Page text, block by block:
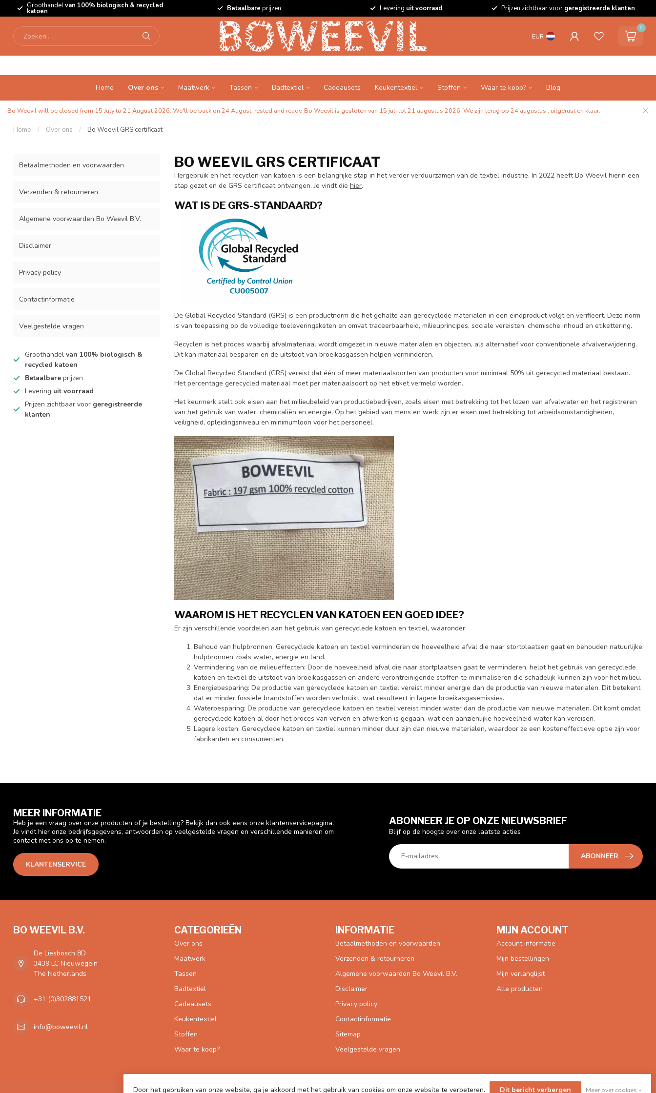
Groothandelvan 100% biologisch & recycled
katoen Betaalbare prijzen Levering uit voorraad Prijzen zichtbaar voor geregistreerde klanten
EUR
0
Home Over ons Maatwerk Tassen Badtextiel Cadeausets Keukentextiel Stoffen Waar te koop? Blog
Bo Weevil will be closed from 15 July to 21 August 2026. We'll be back on 24 August, rested and ready. Bo Weevil is gesloten van 15 juli tot 21 augustus 2026. We zijn terug op 24 augustus , uitgerust en klaar.
Home / Over ons / Bo Weevil GRS certificaat
Betaalmethoden en voorwaarden
Verzenden & retourneren
Algemene voorwaarden Bo Weevil B.V.
Disclaimer
Privacy policy
Contactinformatie
Veelgestelde vragen
Groothandel van 100% biologisch &
recycled katoen
Betaalbare prijzen
Levering uit voorraad
Prijzen zichtbaar voor geregistreerde
klanten
BO WEEVIL GRS CERTIFICAAT
Hergebruik en het recyclen van katoen is een belangrijke stap in het verder verduurzamen van de textiel industrie. In 2022 heeft Bo Weevil hierin een
stap gezet en de GRS certificaat ontvangen. Je vindt die hier.
WAT IS DE GRS-STANDAARD?
De Global Recycled Standard (GRS) is een productnorm die het gehalte aan gerecyclede materialen in een eindproduct volgt en verifieert. Deze norm
is van toepassing op de volledige toeleveringsketen en omvat traceerbaarheid, milieuprincipes, sociale vereisten, chemische inhoud en etikettering.
Recyclen is het proces waarbij afvalmateriaal wordt omgezet in nieuwe materialen en objecten, als alternatief voor conventionele afvalverwijdering.
Dit kan materiaal besparen en de uitstoot van broeikasgassen helpen verminderen.
De Global Recycled Standard (GRS) vereist dat één of meer materiaalsoorten van producten voor minimaal 50% uit gerecycled materiaal bestaan.
Het percentage gerecycled materiaal moet per materiaalsoort op het etiket vermeld worden.
Het keurmerk stelt ook eisen aan het milieubeleid van productiebedrijven, zoals eisen met betrekking tot het lozen van afvalwater en het registreren
van het gebruik van water, chemicaliën en energie. Op het gebied van mens en werk zijn er eisen met betrekking tot arbeidsomstandigheden,
veiligheid, opleidingsniveau en minimumloon voor het personeel.
WAAROM IS HET RECYCLEN VAN KATOEN EEN GOED IDEE?
Er zijn verschillende voordelen aan het gebruik van gerecyclede katoen en textiel, waaronder:
Behoud van hulpbronnen: Gerecyclede katoen en textiel verminderen de hoeveelheid afval die naar stortplaatsen gaat en behouden natuurlijke
hulpbronnen zoals water, energie en land.
Vermindering van de milieueffecten: Door de hoeveelheid afval die naar stortplaatsen gaat te verminderen, helpt het gebruik van gerecyclede
katoen en textiel de uitstoot van broeikasgassen en andere verontreinigende stoffen te minimaliseren die schadelijk kunnen zijn voor het milieu.
Energiebesparing: De productie van gerecyclede katoen en textiel vereist minder energie dan de productie van nieuwe materialen. Dit betekent
dat er minder fossiele brandstoffen worden verbruikt, wat resulteert in lagere broeikasgasemissies.
Waterbesparing: De productie van gerecyclede katoen en textiel vereist minder water dan de productie van nieuwe materialen. Dit komt omdat
gerecyclede katoen al door het proces van verven en afwerken is gegaan, wat een aanzienlijke hoeveelheid water kan vereisen.
Lagere kosten: Gerecyclede katoen en textiel kunnen minder duur zijn dan nieuwe materialen, waardoor ze een kosteneffectieve optie zijn voor
fabrikanten en consumenten.
MEER INFORMATIE
Heb je een vraag over onze producten of je bestelling? Bekijk dan ook eens onze klantenservicepagina.
Je vindt hier onze bedrijfsgegevens, antwoorden op veelgestelde vragen en verschillende manieren om
contact met ons op te nemen.
KLANTENSERVICE
ABONNEER JE OP ONZE NIEUWSBRIEF
Blijf op de hoogte over onze laatste acties
ABONNEER
BO WEEVIL B.V.
De Liesbosch 8D
3439 LC Nieuwegein
The Netherlands
+31 (0)302881521
info@boweevil.nl
CATEGORIEËN
Over ons
Maatwerk
Tassen
Badtextiel
Cadeausets
Keukentextiel
Stoffen
Waar te koop?
INFORMATIE
Betaalmethoden en voorwaarden
Verzenden & retourneren
Algemene voorwaarden Bo Weevil B.V.
Disclaimer
Privacy policy
Contactinformatie
Sitemap
Veelgestelde vragen
MIJN ACCOUNT
Account informatie
Mijn bestellingen
Mijn verlanglijst
Alle producten
Door het gebruiken van onze website, ga je akkoord met het gebruik van cookies om onze website te verbeteren. Dit bericht verbergen Meer over cookies »